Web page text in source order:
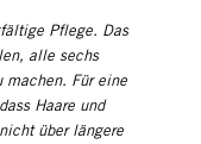
Pflege. Das
alle sechs
machen. Für eine
Haare und
über längere